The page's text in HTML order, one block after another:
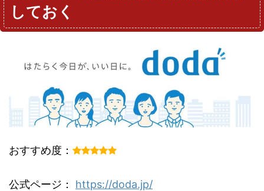
しておく
おすすめ度：
公式ページ： https://doda.jp/